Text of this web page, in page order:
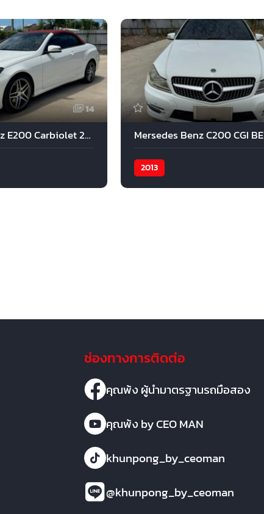
14
Mercedes Benz E200 Carbiolet 2015 Mersedes Benz C200 CGI BE
2013
ช่องทางการติดต่อ
คุณพ้ง ผู้นำมาตรฐานรถมือสอง
คุณพ้ง by CEO MAN
khunpong_by_ceoman
@khunpong_by_ceoman